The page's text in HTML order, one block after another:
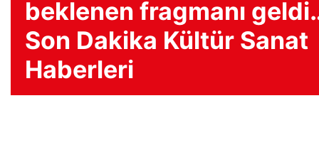
beklenen fragmanı
Son Dakika Kültür Sanat
Haberleri